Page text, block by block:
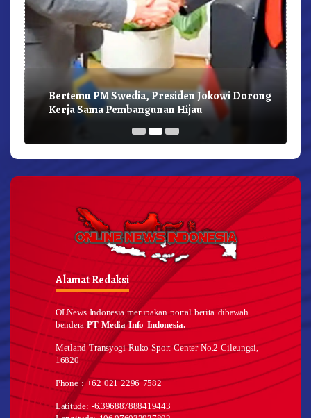
Bertemu PM Swedia, Presiden Jokowi Dorong
Kerja Sama Pembangunan Hijau
Alamat Redaksi
OLNews Indonesia merupakan portal berita dibawah
benderaPT Media Info Indonesia.
Metland Transyogi Ruko Sport Center No.2 Cileungsi,
16820
Phone : +62 021 2296 7582
Latitude: -6.396887888419443